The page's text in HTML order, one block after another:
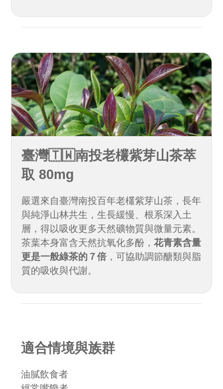
臺灣🇹🇼南投老欉紫芽山茶萃
取 80mg
嚴選來自臺灣南投百年老欉紫芽山茶，長年
與純淨山林共生，生長緩慢、根系深入土
層，得以吸收更多天然礦物質與微量元素。
茶葉本身富含天然抗氧化多酚， 花青素含量
更是一般綠茶的７倍 ，可協助調節醣類與脂
質的吸收與代謝。
適合情境與族群
油膩飲食者